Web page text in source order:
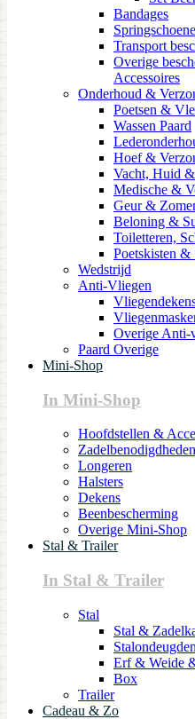
Bandages
Transport
Overige
Accessoires
Onderhoud &
Poetsen &
Wassen Paard
Hoef &
Vacht, Huid
Medische &
Geur &
Beloning &
Toiletteren,
Poetskisten &
Wedstrijd
Anti-Vliegen
Overige Anti-
Paard Overige
Mini-Shop
In Mini-Shop
Hoofdstellen &
Zadelbenodigdheden
Longeren
Halsters
Dekens
Beenbescherming
Overige Mini-Shop
Stal & Trailer
In Stal & Trailer
Stal
Stal &
Stalondeugden
Erf & Weide
Box
Trailer
Cadeau & Zo